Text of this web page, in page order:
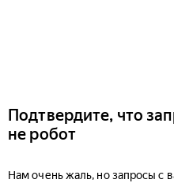
Подтвердите, что
не робот
Нам очень жаль, но запросы с